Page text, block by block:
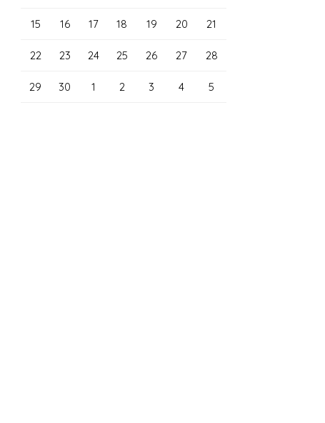
15 16 17 18 19 20 21
22 23 24 25 26 27 28
29 30 1 2 3 4 5